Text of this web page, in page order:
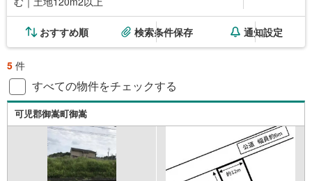
おすすめ順 検索条件保存 通知設定
5 件
すべての物件をチェックする
可児郡御嵩町御嵩